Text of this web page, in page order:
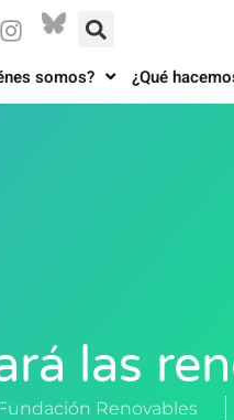
somos? ¿Qué
las
Fundación Renovables